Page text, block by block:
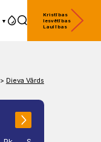
Kristības
Iesvētības
Laulības
> Dieva Vārds